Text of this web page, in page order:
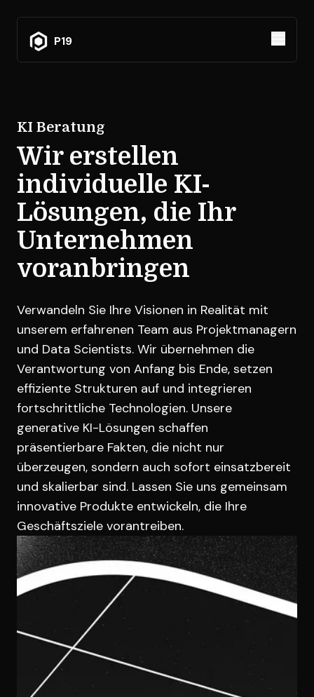
P19 Open
KI Beratung
Wir erstellen
individuelle KI-
Lösungen, die Ihr
Unternehmen
voranbringen
Verwandeln Sie Ihre Visionen in Realität mit
unserem erfahrenen Team aus Projektmanagern
und Data Scientists. Wir übernehmen die
Verantwortung von Anfang bis Ende, setzen
effiziente Strukturen auf und integrieren
fortschrittliche Technologien. Unsere
generative KI-Lösungen schaffen
präsentierbare Fakten, die nicht nur
überzeugen, sondern auch sofort einsatzbereit
und skalierbar sind. Lassen Sie uns gemeinsam
innovative Produkte entwickeln, die Ihre
Geschäftsziele vorantreiben.